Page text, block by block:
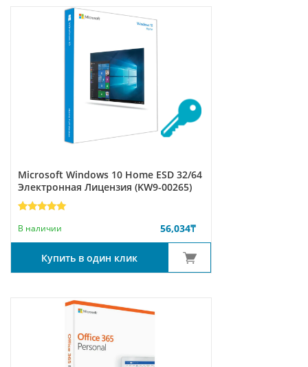
Microsoft Windows 10 Home ESD 32/64
Электронная Лицензия (KW9-00265)
5.00из 5
опроса
пользователей
В наличии 56,034₸
Купить в один клик